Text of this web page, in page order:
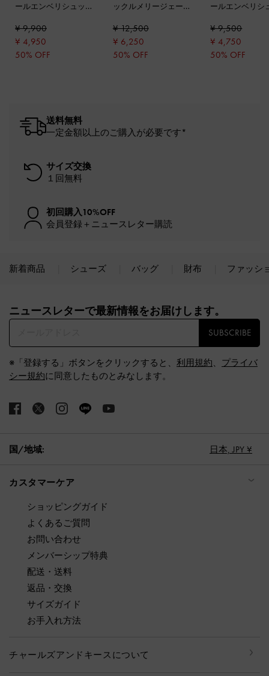
ールエンベリシュッド
ァー - チョーク
¥ 9,900
¥ 4,950
50% OFF
ックルメリージェーン
¥ 12,500
¥ 6,250
50% OFF
ールエンベリシ
ェーン-チョー
¥ 9,500
¥ 4,750
50% OFF
送料無料
一定金額以上のご購入が必要です*
サイズ交換
１回無料
初回購入10%OFF
会員登録＋ニュースレター購読
新着商品 シューズ バッグ 財布 ファッシ
ニュースレターで最新情報をお届けします。​
SUBSCRIBE
※「登録する」ボタンをクリックすると、 利用規約、 プライバ
シー規約に同意したものとみなします。
国/地域: 日本, JPY ¥
カスタマーケア
ショッピングガイド
よくあるご質問
お問い合わせ
メンバーシップ特典
配送・送料
返品・交換
サイズガイド
お手入れ方法
チャールズアンドキースについて